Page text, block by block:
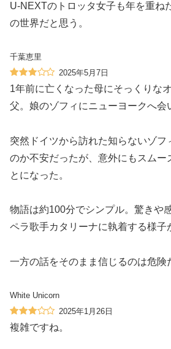
U-NEXTのトロッタ女子も年を重ね
の世界だと思う。
千葉恵里
2025年5月7日
1年前に亡くなった母にそっくりな
父。娘のゾフィにニューヨークへ会
突然ドイツから訪れた知らないゾフ
のか不安だったが、意外にもスムー
とになった。
物語は約100分でシンプル。驚きや
ペラ歌手カタリーナに執着する様子
一方の話をそのまま信じるのは危険
White Unicorn
2025年1月26日
複雑ですね。